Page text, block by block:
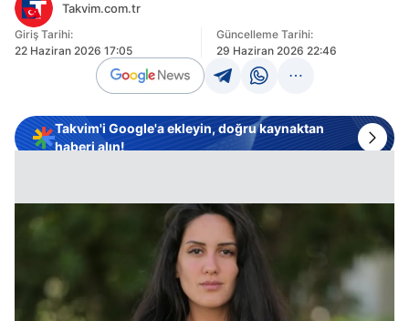
Takvim.com.tr
Giriş Tarihi:
22 Haziran 2026 17:05
Güncelleme Tarihi:
29 Haziran 2026 22:46
Takvim'i Google'a ekleyin, doğru kaynaktan
haberi alın!